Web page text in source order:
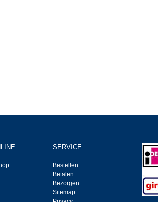
SERVICE
Bestellen
Betalen
Bezorgen
Sitemap